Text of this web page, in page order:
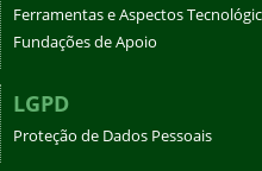
Ferramentas e Aspectos
Fundações de Apoio
LGPD
Proteção de Dados Pessoais